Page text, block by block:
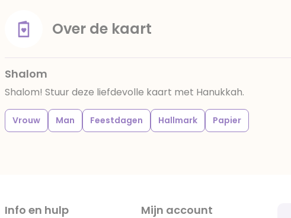
Over de kaart
Shalom
Shalom! Stuur deze liefdevolle kaart met Hanukkah.
Vrouw Man Feestdagen Hallmark Papier
Info en hulp Mijn account